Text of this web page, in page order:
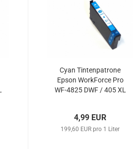
Cyan Tintenpatrone
Epson WorkForce Pro
WF-4825 DWF / 405 XL
4,99 EUR
199,60 EUR pro 1 Liter